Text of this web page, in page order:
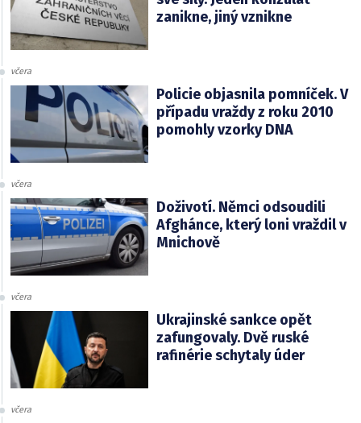
zanikne, jiný vznikne
včera
Policie objasnila pomníček. V
případu vraždy z roku 2010
pomohly vzorky DNA
včera
Doživotí. Němci odsoudili
Afghánce, který loni vraždil v
Mnichově
včera
Ukrajinské sankce opět
zafungovaly. Dvě ruské
rafinérie schytaly úder
včera